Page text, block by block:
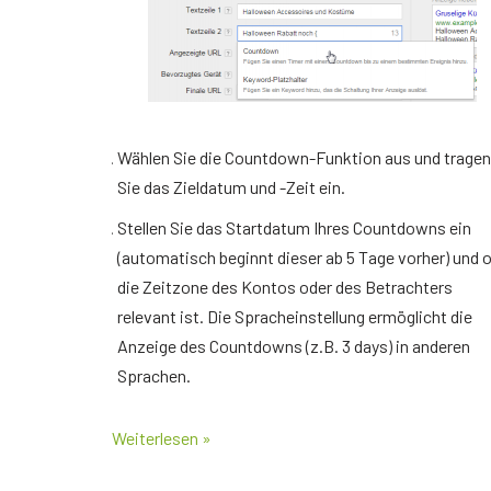
Wählen Sie die Countdown-Funktion aus und tragen
Sie das Zieldatum und -Zeit ein.
Stellen Sie das Startdatum Ihres Countdowns ein
(automatisch beginnt dieser ab 5 Tage vorher) und
die Zeitzone des Kontos oder des Betrachters
relevant ist. Die Spracheinstellung ermöglicht die
Anzeige des Countdowns (z.B. 3 days) in anderen
Sprachen.
Weiterlesen »